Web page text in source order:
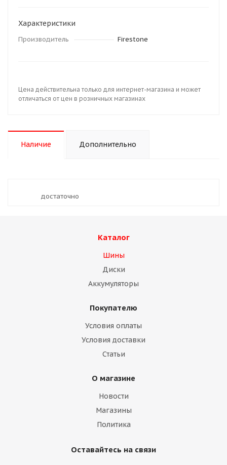
Характеристики
Производитель Firestone
Цена действительна только для интернет-магазина и может
отличаться от цен в розничных магазинах
Наличие Дополнительно
Достаточно
Каталог
Шины
Диски
Аккумуляторы
Покупателю
Условия оплаты
Условия доставки
Статьи
О магазине
Новости
Магазины
Политика
Оставайтесь на связи